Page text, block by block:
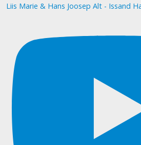
Liis Marie & Hans Joosep Alt - Issand